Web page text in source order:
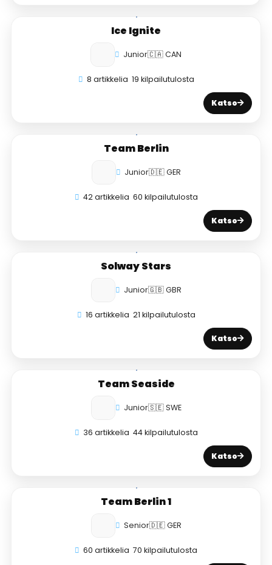
Ice Ignite
Junior🇨🇦 CAN
8 artikkelia 19 kilpailutulosta
Katso
Team Berlin
Junior🇩🇪 GER
42 artikkelia 60 kilpailutulosta
Katso
Solway Stars
Junior🇬🇧 GBR
16 artikkelia 21 kilpailutulosta
Katso
Team Seaside
Junior🇸🇪 SWE
36 artikkelia 44 kilpailutulosta
Katso
Team Berlin 1
Senior🇩🇪 GER
60 artikkelia 70 kilpailutulosta